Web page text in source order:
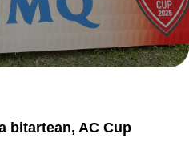
bitartean, AC Cup